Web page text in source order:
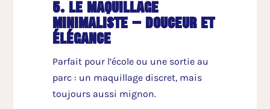
5. le maquillage
minimaliste – douceur et
élégance
Parfait pour l’école ou une sortie au
parc : un maquillage discret, mais
toujours aussi mignon.